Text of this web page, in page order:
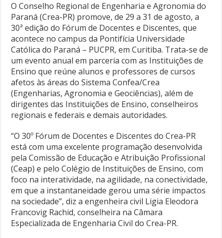
O Conselho Regional de Engenharia e Agronomia do
Paraná (Crea-PR) promove, de 29 a 31 de agosto, a
30ª edição do Fórum de Docentes e Discentes, que
acontece no campus da Pontifícia Universidade
Católica do Paraná – PUCPR, em Curitiba. Trata-se de
um evento anual em parceria com as Instituições de
Ensino que reúne alunos e professores de cursos
afetos às áreas do Sistema Confea/Crea
(Engenharias, Agronomia e Geociências), além de
dirigentes das Instituições de Ensino, conselheiros
regionais e federais e demais autoridades.
“O 30º Fórum de Docentes e Discentes do Crea-PR
está com uma excelente programação desenvolvida
pela Comissão de Educação e Atribuição Profissional
(Ceap) e pelo Colégio de Instituições de Ensino, com
foco na interatividade, na agilidade, na conectividade,
em que a instantaneidade gerou uma série impactos
na sociedade”, diz a engenheira civil Ligia Eleodora
Francovig Rachid, conselheira na Câmara
Especializada de Engenharia Civil do Crea-PR.